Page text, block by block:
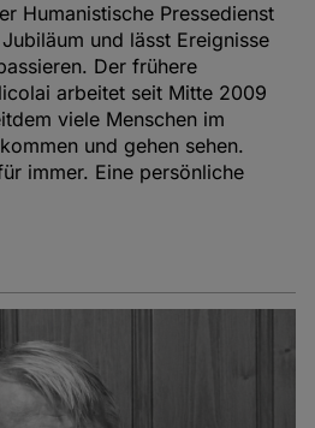
Humanistische Pressedienst
und lässt Ereignisse
Der frühere
arbeitet seit Mitte 2009
viele Menschen im
und gehen sehen.
immer. Eine persönliche